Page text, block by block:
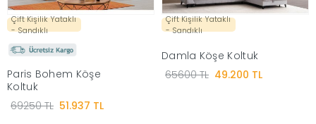
İyi
Genç
Odası
Çift Kişilik Yataklı
- Sandıklı
Paris Bohem Köşe
Koltuk
69250 TL 51.937 TL
Çift Kişilik Yataklı
- Sandıklı
Damla Köşe Koltuk
65600 TL 49.200 TL